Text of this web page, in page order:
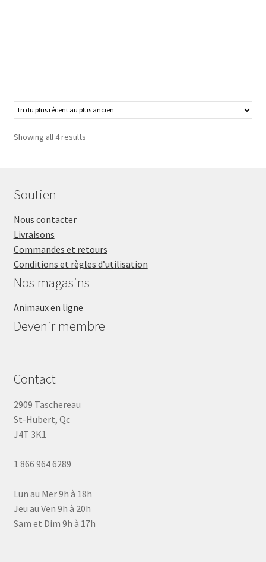
Showing all 4 results
Soutien
Nous contacter
Livraisons
Commandes et retours
Conditions et règles d’utilisation
Nos magasins
Animaux en ligne
Devenir membre
Contact
2909 Taschereau
St-Hubert, Qc
J4T 3K1
1 866 964 6289
Lun au Mer 9h à 18h
Jeu au Ven 9h à 20h
Sam et Dim 9h à 17h